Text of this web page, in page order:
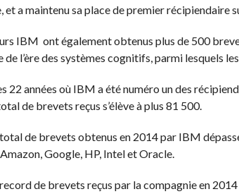
et a maintenu sa place de premier récipiendaire
IBM ont également obtenus plus de 500
de l’ère des systèmes cognitifs, parmi lesquels
22 années où IBM a été numéro un des
de brevets reçus s’élève à plus 81 500.
de brevets obtenus en 2014 par IBM
Google, HP, Intel et Oracle.
de brevets reçus par la compagnie en